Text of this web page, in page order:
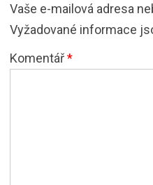
Vaše e-mailová adresa
Vyžadované informace
Komentář*